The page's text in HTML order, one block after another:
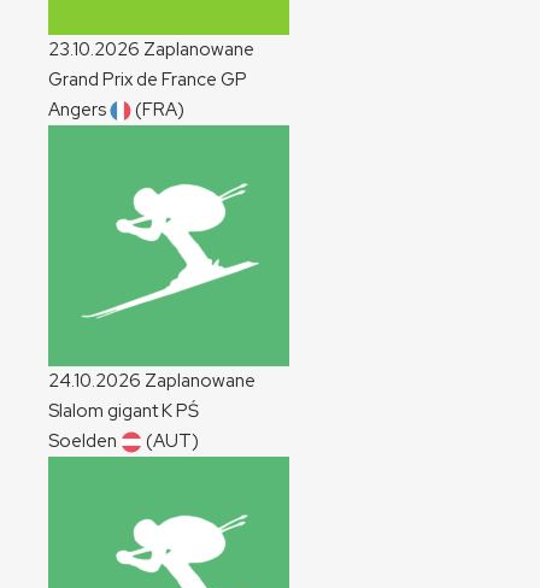
23.10.2026 Zaplanowane
Grand Prix de France GP
Angers
(FRA)
24.10.2026 Zaplanowane
Slalom gigantKPŚ
Soelden
(AUT)